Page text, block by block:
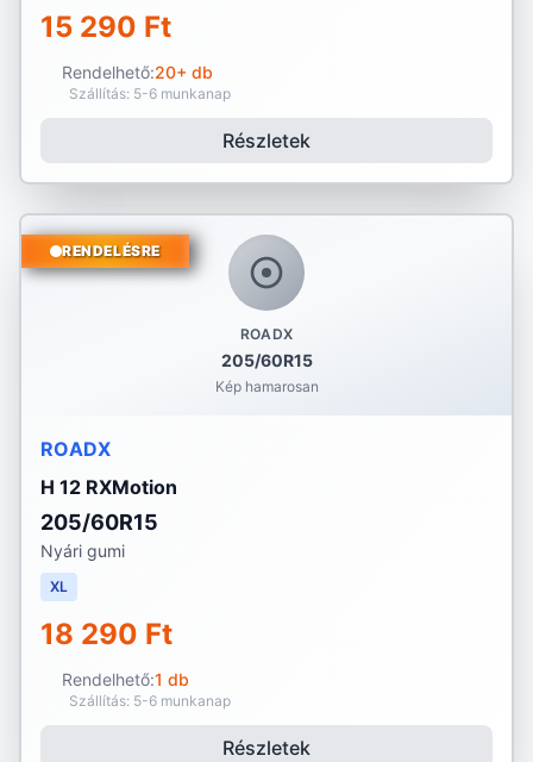
15 290 Ft
Rendelhető:20+ db
Szállítás: 5-6 munkanap
Részletek
ROADX
205/60R15
Kép hamarosan
RENDELÉSRE
ROADX
H 12 RXMotion
205/60R15
Nyári gumi
XL
18 290 Ft
Rendelhető:1 db
Szállítás: 5-6 munkanap
Részletek